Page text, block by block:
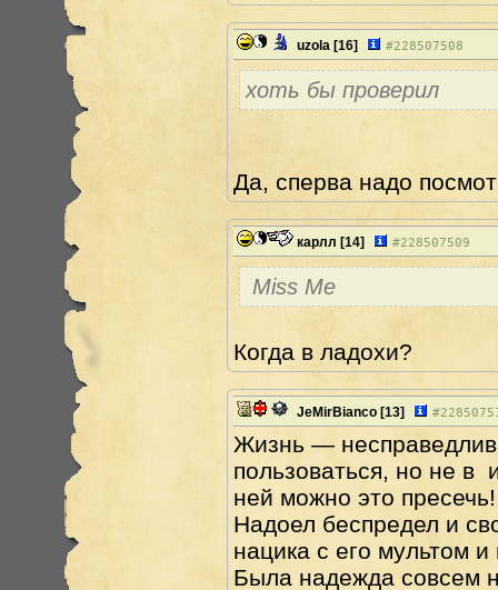
uzola [16] #228507508
хоть бы проверил
Да, сперва надо
карлл [14] #228507509
Miss Me
Когда в ладохи?
JeMirBianco [13] #
Жизнь —
пользоваться, но не в
ней можно это
Надоел беспредел и
нацика с его мультом
Была надежда совсем